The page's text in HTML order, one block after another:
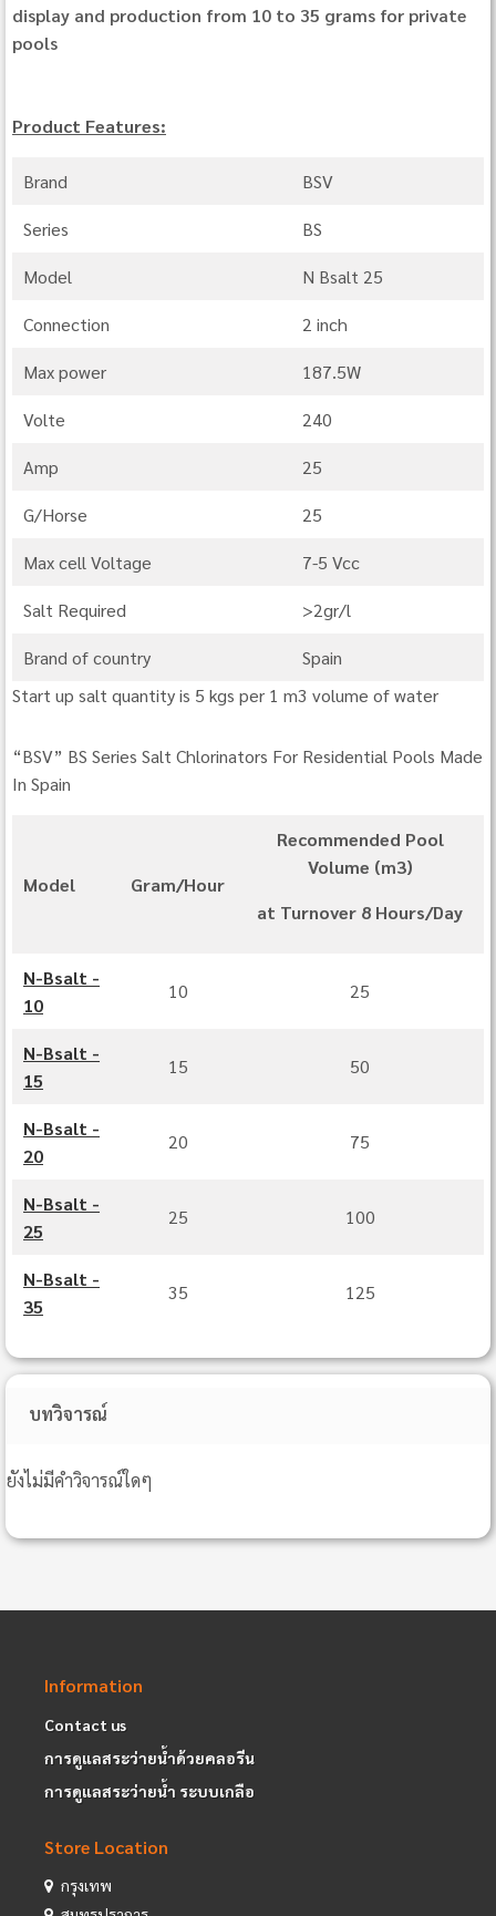
display and production from 10 to 35 grams for private
pools
Product Features:
Brand BSV
Series BS
Model N Bsalt 25
Connection 2 inch
Max power 187.5W
Volte 240
Amp 25
G/Horse 25
Max cell Voltage 7-5 Vcc
Salt Required >2gr/l
Brand of country
Spain
Start up salt quantity is 5 kgs per 1 m3 volume of water
“BSV” BS Series Salt Chlorinators For Residential Pools Made
In Spain
Model Gram/Hour
Recommended Pool
Volume (m3)
at Turnover 8 Hours/Day
N‐Bsalt ‐
10
10 25
N‐Bsalt ‐
15
15 50
N‐Bsalt ‐
20
20 75
N‐Bsalt ‐
25
25 100
N‐Bsalt ‐
35
35 125
บทวิจารณ์
ยังไม่มีคำวิจารณ์ใดๆ
Information
Contact us
การดูแลสระว่ายน้ำด้วยคลอรีน
การดูแลสระว่ายน้ำ ระบบเกลือ
Store Location
กรุงเทพ